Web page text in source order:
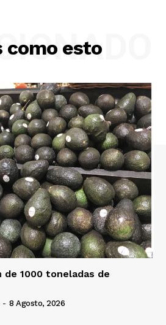
como esto
de 1000 toneladas de
- 8 Agosto, 2026